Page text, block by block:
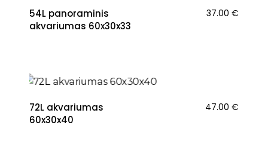
54L panoraminis
akvariumas 60x30x33
37.00 €
72L akvariumas
60x30x40
47.00 €